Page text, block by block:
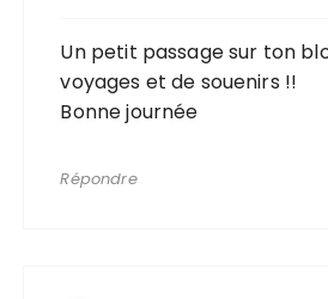
Un petit passage sur ton
voyages et de souenirs !!
Bonne journée
Répondre